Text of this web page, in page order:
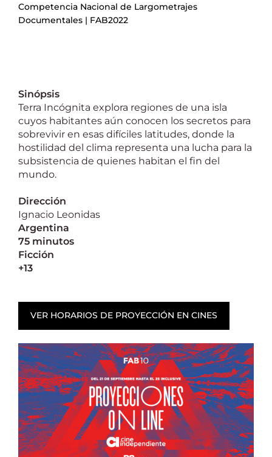
Competencia Nacional de Largometrajes
Documentales | FAB2022
Sinópsis
Terra Incógnita explora regiones de una isla
cuyos habitantes aún conocen los secretos para
sobrevivir en esas difíciles latitudes, donde la
hostilidad del clima representa una lucha para la
subsistencia de quienes habitan el fin del
mundo.
Dirección
Ignacio Leonidas
Argentina
75 minutos
Ficción
+13
VER HORARIOS DE PROYECCIÓN EN CINES